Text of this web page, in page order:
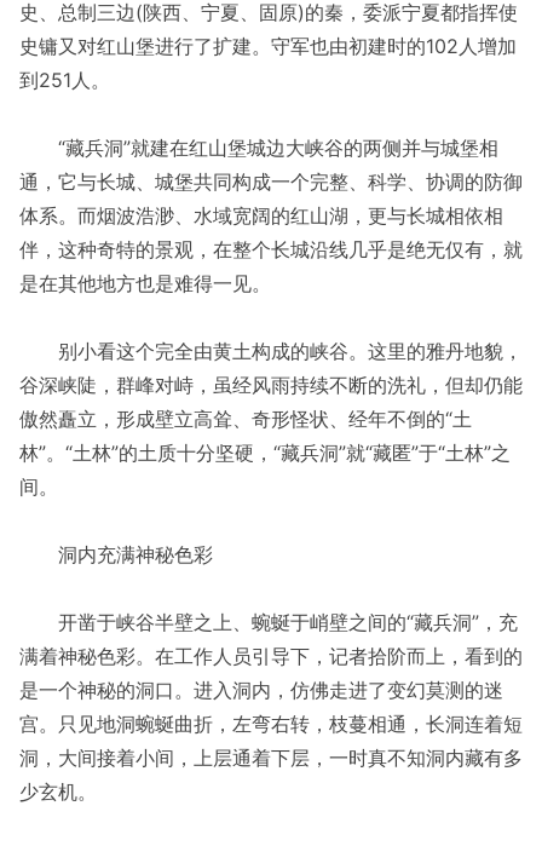
史、总制三边(陕西、宁夏、固原)的秦，委派宁夏都指挥使
史镛又对红山堡进行了扩建。守军也由初建时的102人增加
到251人。
“藏兵洞”就建在红山堡城边大峡谷的两侧并与城堡相
通，它与长城、城堡共同构成一个完整、科学、协调的防御
体系。而烟波浩渺、水域宽阔的红山湖，更与长城相依相
伴，这种奇特的景观，在整个长城沿线几乎是绝无仅有，就
是在其他地方也是难得一见。
别小看这个完全由黄土构成的峡谷。这里的雅丹地貌，
谷深峡陡，群峰对峙，虽经风雨持续不断的洗礼，但却仍能
傲然矗立，形成壁立高耸、奇形怪状、经年不倒的“土
林”。“土林”的土质十分坚硬，“藏兵洞”就“藏匿”于“土林”之
间。
洞内充满神秘色彩
开凿于峡谷半壁之上、蜿蜒于峭壁之间的“藏兵洞”，充
满着神秘色彩。在工作人员引导下，记者拾阶而上，看到的
是一个神秘的洞口。进入洞内，仿佛走进了变幻莫测的迷
宫。只见地洞蜿蜒曲折，左弯右转，枝蔓相通，长洞连着短
洞，大间接着小间，上层通着下层，一时真不知洞内藏有多
少玄机。